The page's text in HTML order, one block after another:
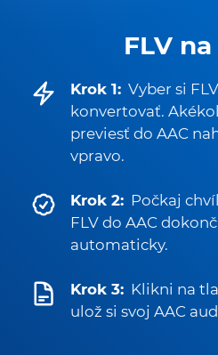
FLV
Krok 1: Vyber si
konvertovať.
previesť do AAC
vpravo.
Krok 2: Počkaj
FLV do AAC
automaticky.
Krok 3: Klikni na
ulož si svoj AAC